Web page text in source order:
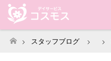
ホーム
スタッフブログ